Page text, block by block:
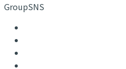
GroupSNS